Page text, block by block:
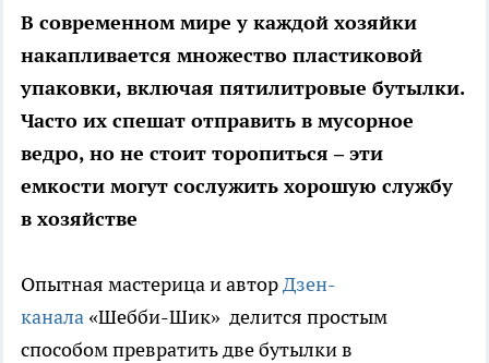
В современном мире у каждой хозяйки
накапливается множество пластиковой
упаковки, включая пятилитровые бутылки.
Часто их спешат отправить в мусорное
ведро, но не стоит торопиться – эти
емкости могут сослужить хорошую службу
в хозяйстве
Опытная мастерица и авторДзен-
канала «Шебби-Шик» делится простым
способом превратить две бутылки в